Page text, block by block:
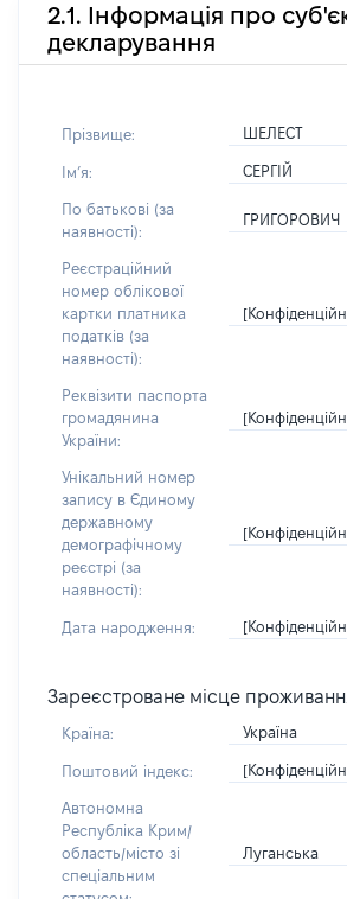
2.1. Інформація про
декларування
Прізвище: ШЕЛЕСТ
Імʼя: СЕРГІЙ
По батькові (за
наявності):
ГРИГОРОВИЧ
Реєстраційний
номер облікової
картки платника
податків (за
наявності):
Реквізити паспорта
громадянина
України:
Унікальний номер
запису в Єдиному
державному
демографічному
реєстрі (за
наявності):
Дата народження:
Зареєстроване місце
Країна: Україна
Поштовий індекс:
Автономна
Республіка Крим/
область/місто зі
спеціальним
Луганська